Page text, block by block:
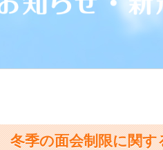
冬季の面会制限に関す